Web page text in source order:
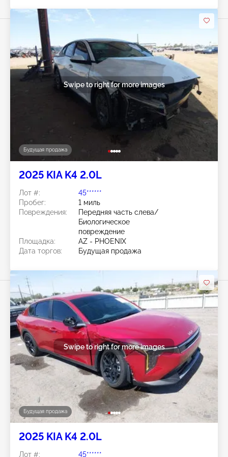
Будущая продажа
Swipe to right for more images
2025 KIA K4 2.0L
Лот #:
45******
Пробег:
1 миль
Повреждения:
Передняя часть слева/
Биологическое
повреждение
Площадка:
AZ - PHOENIX
Дата торгов:
Будущая продажа
Будущая продажа
Swipe to right for more images
2025 KIA K4 2.0L
Лот #: 45******